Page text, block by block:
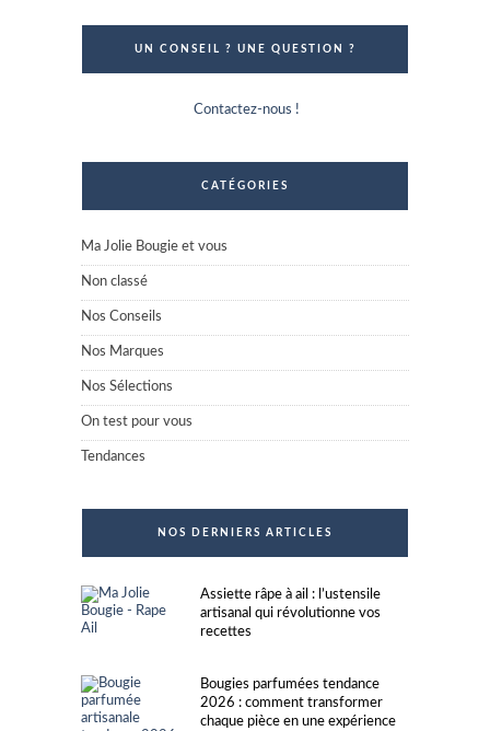
UN CONSEIL ? UNE QUESTION ?
Contactez-nous !
CATÉGORIES
Ma Jolie Bougie et vous
Non classé
Nos Conseils
Nos Marques
Nos Sélections
On test pour vous
Tendances
NOS DERNIERS ARTICLES
Assiette râpe à ail : l’ustensile
artisanal qui révolutionne vos
recettes
Bougies parfumées tendance
2026 : comment transformer
chaque pièce en une expérience